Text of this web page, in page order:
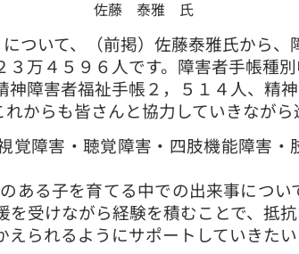
佐藤 泰雅 氏
ついて、（前掲）佐藤泰雅氏から
万４５９６人です。障害者手帳種
障害者福祉手帳２，５１４人、精
からも皆さんと協力していきながら
障害・聴覚障害・四肢機能障害・
る子を育てる中での出来事につい
受けながら経験を積むことで、抵
られるようにサポートしていきた